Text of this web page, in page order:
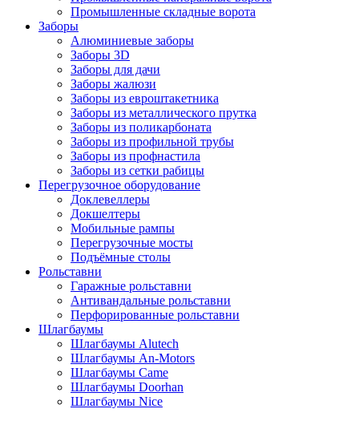
Промышленные складные ворота
Заборы
Алюминиевые заборы
Заборы 3D
Заборы для дачи
Заборы жалюзи
Заборы из евроштакетника
Заборы из металлического прутка
Заборы из поликарбоната
Заборы из профильной трубы
Заборы из профнастила
Заборы из сетки рабицы
Перегрузочное оборудование
Доклевеллеры
Докшелтеры
Мобильные рампы
Перегрузочные мосты
Подъёмные столы
Рольставни
Гаражные рольставни
Антивандальные рольставни
Перфорированные рольставни
Шлагбаумы
Шлагбаумы Alutech
Шлагбаумы An-Motors
Шлагбаумы Came
Шлагбаумы Doorhan
Шлагбаумы Nice